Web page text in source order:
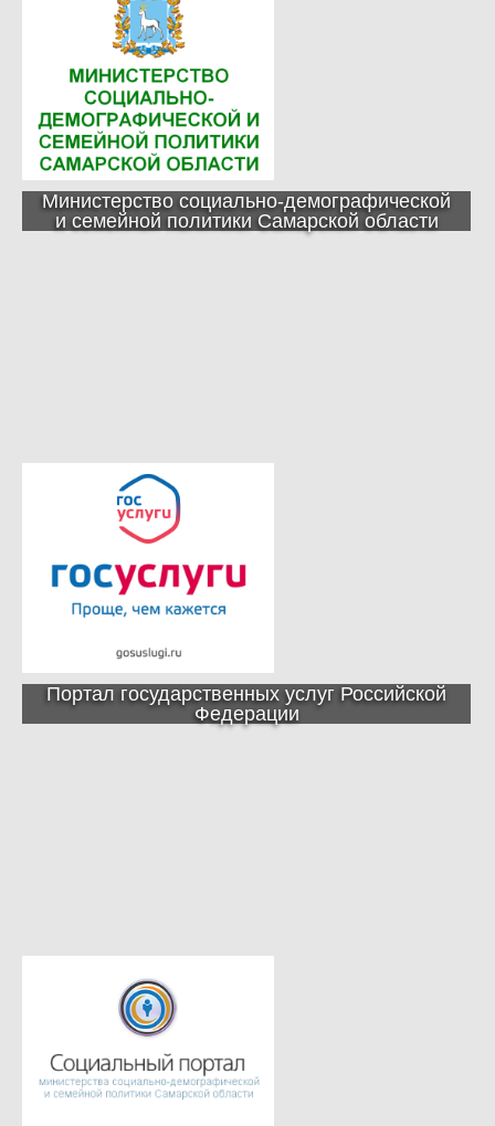
Министерство социально-демографической
и семейной политики Самарской области
Портал государственных услуг Российской
Федерации